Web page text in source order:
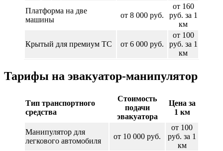
Платформа на две
машины
от 8 000 руб.
от 160
руб. за 1
км
Крытый для премиум ТС от 6 000 руб.
от 100
руб. за 1
км
Тарифы на эвакуатор-манипулятор
Тип транспортного
средства
Стоимость
подачи
эвакуатора
Цена за
1 км
Манипулятор для
легкового автомобиля
от 10 000 руб.
от 100
руб. за 1
км